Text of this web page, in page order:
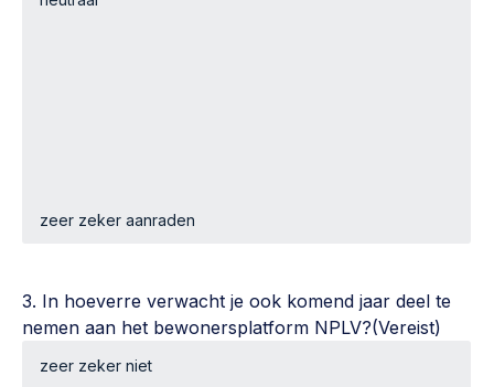
3. In hoeverre verwacht je ook komend jaar deel te
nemen aan het bewonersplatform NPLV?(Vereist)